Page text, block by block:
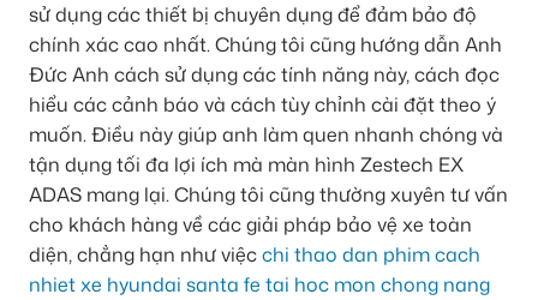
sử dụng các thiết bị chuyên dụng để đảm bảo độ
chính xác cao nhất. Chúng tôi cũng hướng dẫn Anh
Đức Anh cách sử dụng các tính năng này, cách đọc
hiểu các cảnh báo và cách tùy chỉnh cài đặt theo ý
muốn. Điều này giúp anh làm quen nhanh chóng và
tận dụng tối đa lợi ích mà màn hình Zestech EX
ADAS mang lại. Chúng tôi cũng thường xuyên tư vấn
cho khách hàng về các giải pháp bảo vệ xe toàn
diện, chẳng hạn như việcchi thao dan phim cach
nhiet xe hyundai santa fe tai hoc mon chong nang